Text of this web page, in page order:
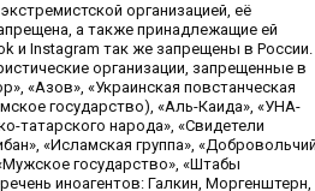
организацией, её
а также принадлежащие ей
и Instagram так же запрещены в России.
организации, запрещенные в
«Азов», «Украинская повстанческая
государство), «Аль-Каида», «УНА-
татарского народа», «Свидетели
«Исламская группа»,
государство», «Штабы
иноагентов: Галкин, Моргенштерн,